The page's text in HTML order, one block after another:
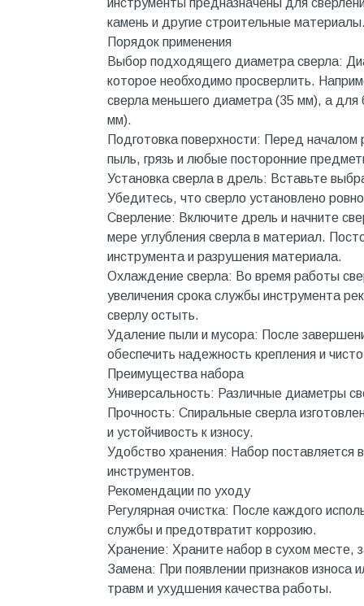
Инструмент
Инструмент и аксессуары
Канализационные системы
Канализация
Категория
Керамика и керамогранит
КИП и автоматика
Клеи, герметики, пены
Клей монтажный
Коллекторы и шкафы
Компоненты оптической
системы
Косметика и уход
Котельное оборудование
Краны шаровые, вентили
Краска и эмаль
Крепёж
Крепеж и герметики
Крепеж и фурнитура
Крепеж, фурнитура
Лак и растворитель
камень и другие строительные материалы.
Порядок применения
Выбор подходящего диаметра сверла:
которое необходимо просверлить.
сверла меньшего диаметра (35 мм), а
мм).
Подготовка поверхности: Перед
пыль, грязь и любые посторонние
Установка сверла в дрель: Вставьте
Убедитесь, что сверло установлено
Сверление: Включите дрель и начните
мере углубления сверла в материал.
инструмента и разрушения материала.
Охлаждение сверла: Во время работы
увеличения срока службы инструмента
сверлу остыть.
Удаление пыли и мусора: После
обеспечить надежность крепления и
Преимущества набора
Универсальность: Различные диаметры
Прочность: Спиральные сверла
и устойчивость к износу.
Удобство хранения: Набор поставляется
инструментов.
Рекомендации по уходу
Регулярная очистка: После каждого
службы и предотвратит коррозию.
Хранение: Храните набор в сухом месте,
Замена: При появлении признаков
травм и ухудшения качества работы.